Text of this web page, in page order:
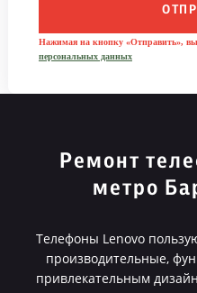
Нажимая на кнопку «Отправить», вы
персональных данных
Ремонт
метро
Телефоны Lenovo
производительные,
привлекательным